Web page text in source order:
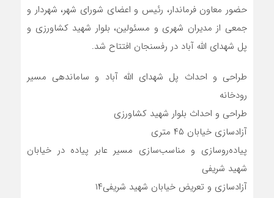
حضور معاون فرماندار، رئیس و اعضای شورای شهر، شهردار و
جمعی از مدیران شهری و مسئولین، بلوار شهید کشاورزی و
پل شهدای الله آباد در رفسنجان افتتاح شد.
طراحی و احداث پل شهدای الله آباد و ساماندهی مسیر
رودخانه
طراحی و احداث بلوار شهید کشاورزی
آزادسازی خیابان ۴۵ متری
پیاده‌روسازی و مناسب‌سازی مسیر عابر پیاده در خیابان
شهید شریفی
آزادسازی و تعریض خیابان شهید شریفی۱۴